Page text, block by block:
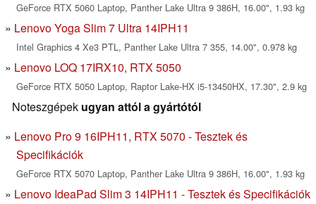
GeForce RTX 5060 Laptop, Panther Lake Ultra 9 386H, 16.00", 1.93 kg
Lenovo Yoga Slim 7 Ultra 14IPH11
Intel Graphics 4 Xe3 PTL, Panther Lake Ultra 7 355, 14.00", 0.978 kg
Lenovo LOQ 17IRX10, RTX 5050
GeForce RTX 5050 Laptop, Raptor Lake-HX i5-13450HX, 17.30", 2.9 kg
Noteszgépek ugyan attól a gyártótól
Lenovo Pro 9 16IPH11, RTX 5070 - Tesztek és
Specifikációk
GeForce RTX 5070 Laptop, Panther Lake Ultra 9 386H, 16.00", 1.93 kg
Lenovo IdeaPad Slim 3 14IPH11 - Tesztek és Specifikációk